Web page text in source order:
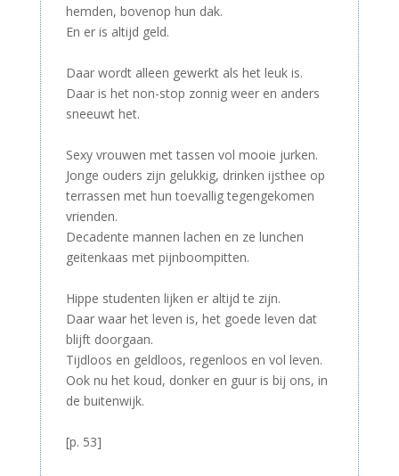
hemden, bovenop hun dak.
En er is altijd geld.
Daar wordt alleen gewerkt als het leuk is.
Daar is het non-stop zonnig weer en anders
sneeuwt het.
Sexy vrouwen met tassen vol mooie jurken.
Jonge ouders zijn gelukkig, drinken ijsthee op
terrassen met hun toevallig tegengekomen
vrienden.
Decadente mannen lachen en ze lunchen
geitenkaas met pijnboompitten.
Hippe studenten lijken er altijd te zijn.
Daar waar het leven is, het goede leven dat
blijft doorgaan.
Tijdloos en geldloos, regenloos en vol leven.
Ook nu het koud, donker en guur is bij ons, in
de buitenwijk.
[p. 53]